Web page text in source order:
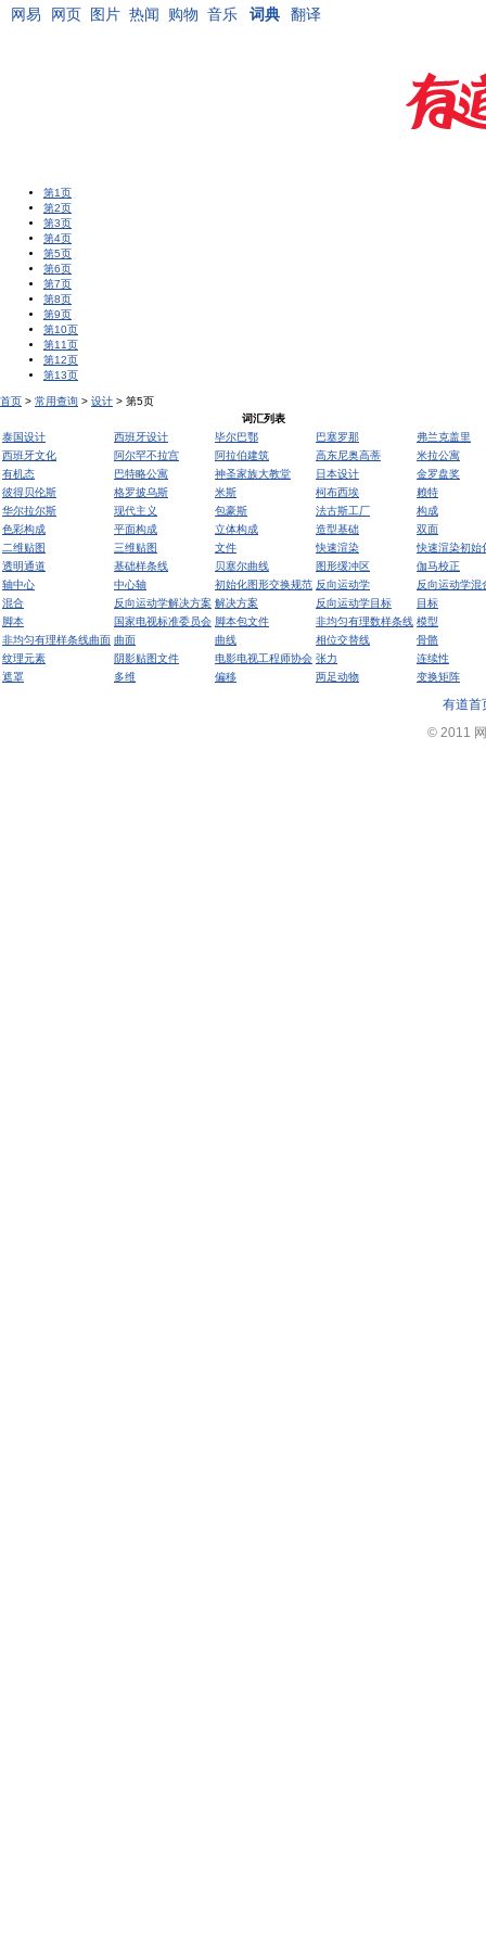
网易 网页 图片 热闻 购物 音乐 词典 翻译
第1页
第2页
第3页
第4页
第5页
第6页
第7页
第8页
第9页
第10页
第11页
第12页
第13页
首页 > 常用查询 > 设计 > 第5页
词汇列表
泰国设计
西班牙设计 毕尔巴鄂 巴塞罗那
弗兰克盖里
西班牙文化
阿尔罕不拉宫 阿拉伯建筑 高东尼奥高蒂
米拉公寓
有机态
巴特略公寓 神圣家族大教堂 日本设计
金罗盘奖
彼得贝伦斯
格罗披乌斯 米斯 柯布西埃
赖特
华尔拉尔斯
现代主义 包豪斯 法古斯工厂
构成
色彩构成
平面构成 立体构成 造型基础
双面
二维贴图
三维贴图 文件 快速渲染
快速渲染初始
透明通道
基础样条线 贝塞尔曲线 图形缓冲区
伽马校正
轴中心
中心轴 初始化图形交换规范 反向运动学
反向运动学混
混合
反向运动学解决方案 解决方案 反向运动学目标
目标
脚本
国家电视标准委员会 脚本包文件 非均匀有理数样条线 模型
非均匀有理样条线曲面 曲面 曲线 相位交替线
骨骼
纹理元素
阴影贴图文件 电影电视工程师协会 张力
连续性
遮罩
多维 偏移 两足动物 变换矩阵
有道首
© 2011